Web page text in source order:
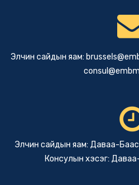
Элчин сайдын яам:
Элчин сайдын яам: Даваа-
Консулын хэсэг: